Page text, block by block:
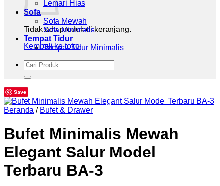
Tidak ada produk di keranjang.
Kembali ke toko
Lemari Hias
Sofa
Sofa Mewah
Sofa Minimalis
Tempat Tidur
Tempat Tidur Minimalis
Pencarian
untuk:
Save
Beranda / Bufet & Drawer
Bufet Minimalis Mewah
Elegant Salur Model
Terbaru BA-3